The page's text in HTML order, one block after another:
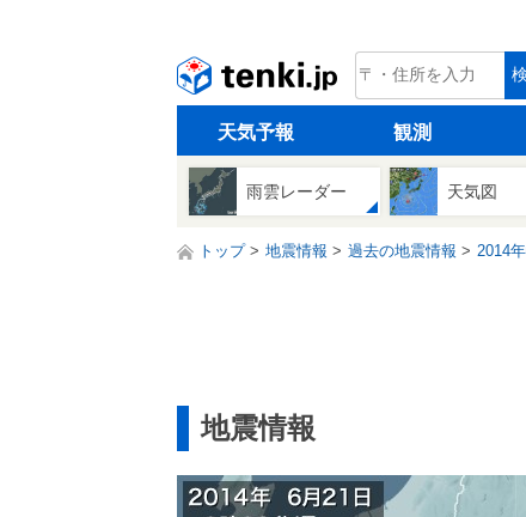
tenki.jp
天気予報 観測
雨雲レーダー 天気図
トップ 地震情報 過去の地震情報 2014
地震情報